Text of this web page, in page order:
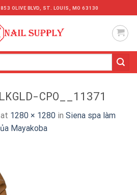
OLIVE BLVD, ST. LOUIS, MO 63130
CPO__11371
at 1280 × 1280 in Siena spa làm
Mayakoba